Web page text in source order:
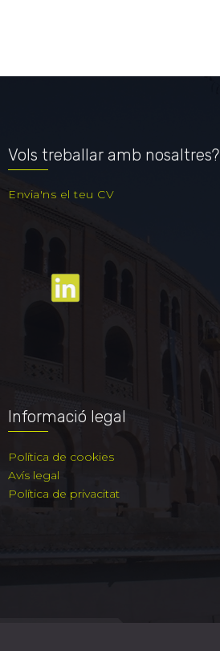
Vols treballar amb nosaltres?
Envia'ns el teu CV
Informació legal
Política de cookies
Avís legal
Política de privacitat